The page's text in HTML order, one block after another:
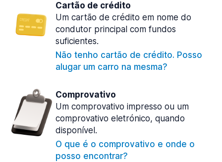
Cartão de crédito
Um cartão de crédito em nome do
condutor principal com fundos
suficientes.
Não tenho cartão de crédito. Posso
alugar um carro na mesma?
Comprovativo
Um comprovativo impresso ou um
comprovativo eletrónico, quando
disponível.
O que é o comprovativo e onde o
posso encontrar?